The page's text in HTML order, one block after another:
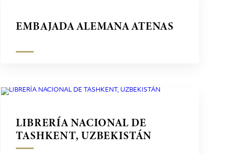
EMBAJADA ALEMANA ATENAS
LIBRERÍA NACIONAL DE
TASHKENT, UZBEKISTÁN